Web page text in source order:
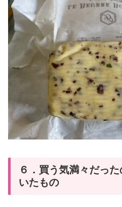
６．買う気満々だっ
いたもの